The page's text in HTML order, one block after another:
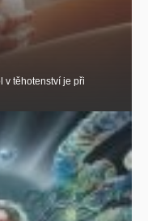
v těhotenství je při